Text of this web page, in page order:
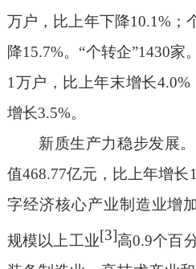
万户，比上年下降10.1%；
降15.7%。 “个转企”1430家
1 万户，比上年末增长4.0%
增长3.5%。
新质生产力稳步发展。
值468.77亿元，比上年增长
字经济核心产业制造业增
规模以上工业[3]高0.9个百